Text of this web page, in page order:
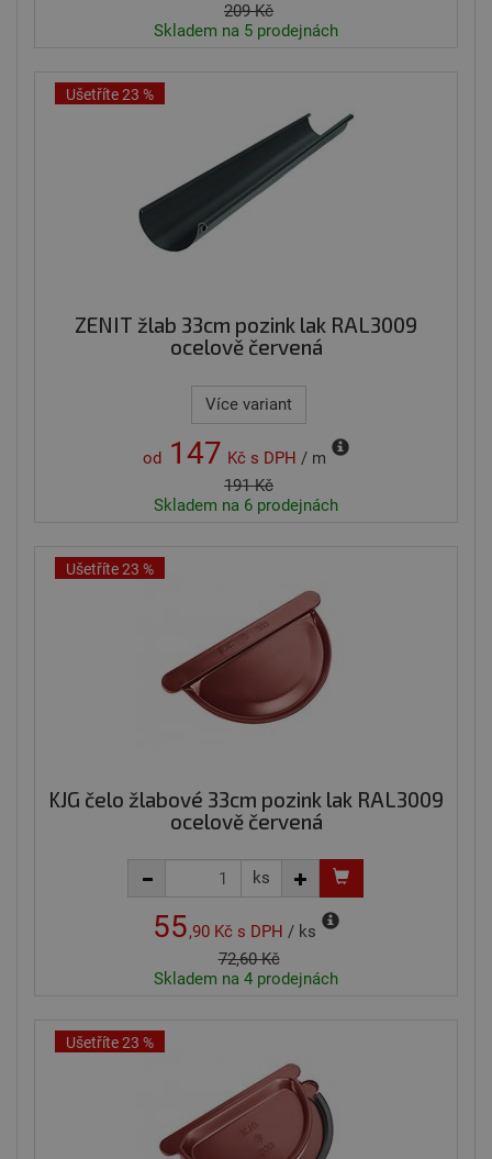
209 Kč
Skladem na 5 prodejnách
Ušetříte 23 %
ZENIT žlab 33cm pozink lak RAL3009
ocelově červená
Více variant
od 147 Kč s DPH / m
191 Kč
Skladem na 6 prodejnách
Ušetříte 23 %
KJG čelo žlabové 33cm pozink lak RAL3009
ocelově červená
ks
55,90 Kč s DPH / ks
72,60 Kč
Skladem na 4 prodejnách
Ušetříte 23 %